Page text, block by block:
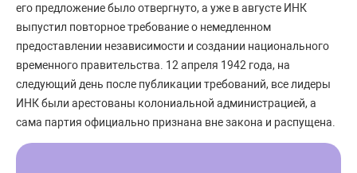
его предложение было отвергнуто, а уже в августе ИНК
выпустил повторное требование о немедленном
предоставлении независимости и создании национального
временного правительства. 12 апреля 1942 года, на
следующий день после публикации требований, все лидеры
ИНК были арестованы колониальной администрацией, а
сама партия официально признана вне закона и распущена.